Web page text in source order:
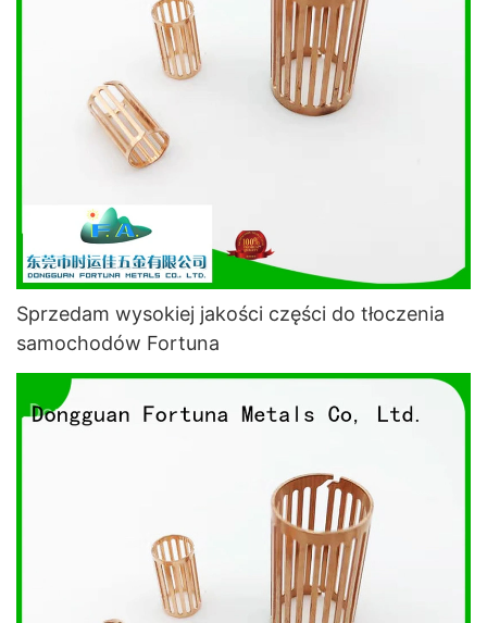
Sprzedam wysokiej jakości części do tłoczenia
samochodów Fortuna